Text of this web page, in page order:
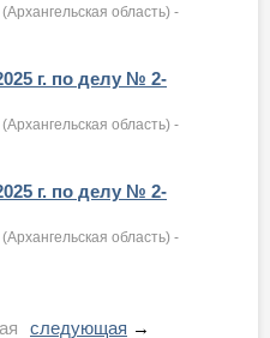
область) -
г. по делу № 2-
область) -
г. по делу № 2-
область) -
следующая →